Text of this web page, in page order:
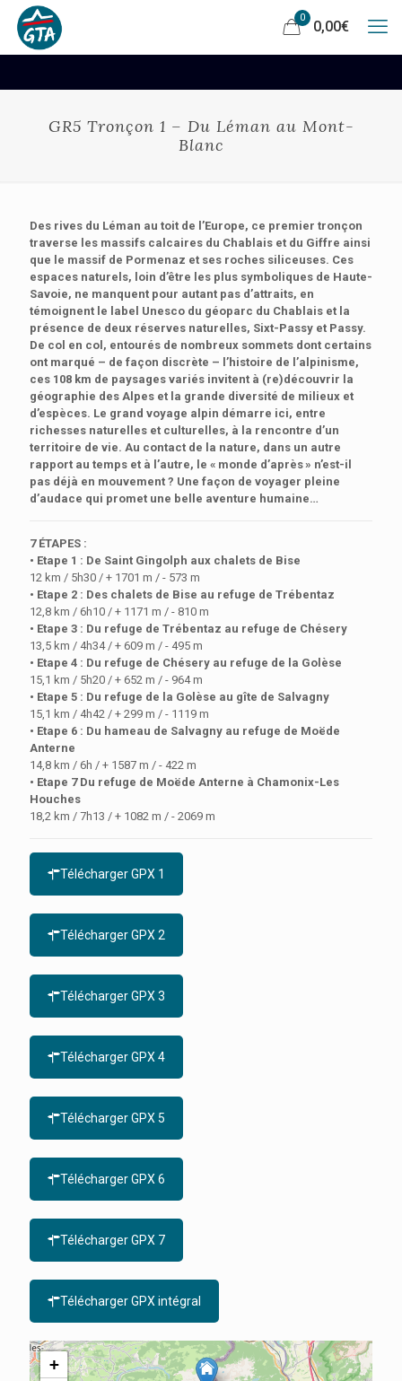
0
0,00€
GR5 Tronçon 1 – Du Léman au Mont-
Blanc
Des rives du Léman au toit de l’Europe, ce premier tronçon
traverse les massifs calcaires du Chablais et du Giffre ainsi
que le massif de Pormenaz et ses roches siliceuses. Ces
espaces naturels, loin d’être les plus symboliques de Haute-
Savoie, ne manquent pour autant pas d’attraits, en
témoignent le label Unesco du géoparc du Chablais et la
présence de deux réserves naturelles, Sixt-Passy et Passy.
De col en col, entourés de nombreux sommets dont certains
ont marqué – de façon discrète – l’histoire de l’alpinisme,
ces 108 km de paysages variés invitent à (re)découvrir la
géographie des Alpes et la grande diversité de milieux et
d’espèces. Le grand voyage alpin démarre ici, entre
richesses naturelles et culturelles, à la rencontre d’un
territoire de vie. Au contact de la nature, dans un autre
rapport au temps et à l’autre, le « monde d’après » n’est-il
pas déjà en mouvement ? Une façon de voyager pleine
d’audace qui promet une belle aventure humaine…
7 ÉTAPES :
• Etape 1 : De Saint Gingolph aux chalets de Bise
12 km / 5h30 / + 1701 m / - 573 m
• Etape 2 : Des chalets de Bise au refuge de Trébentaz
12,8 km / 6h10 / + 1171 m / - 810 m
• Etape 3 : Du refuge de Trébentaz au refuge de Chésery
13,5 km / 4h34 / + 609 m / - 495 m
• Etape 4 : Du refuge de Chésery au refuge de la Golèse
15,1 km / 5h20 / + 652 m / - 964 m
• Etape 5 : Du refuge de la Golèse au gîte de Salvagny
15,1 km / 4h42 / + 299 m / - 1119 m
• Etape 6 : Du hameau de Salvagny au refuge de Moëde
Anterne
14,8 km / 6h / + 1587 m / - 422 m
• Etape 7 Du refuge de Moëde Anterne à Chamonix-Les
Houches
18,2 km / 7h13 / + 1082 m / - 2069 m
Télécharger GPX 1
Télécharger GPX 2
Télécharger GPX 3
Télécharger GPX 4
Télécharger GPX 5
Télécharger GPX 6
Télécharger GPX 7
Télécharger GPX intégral
+